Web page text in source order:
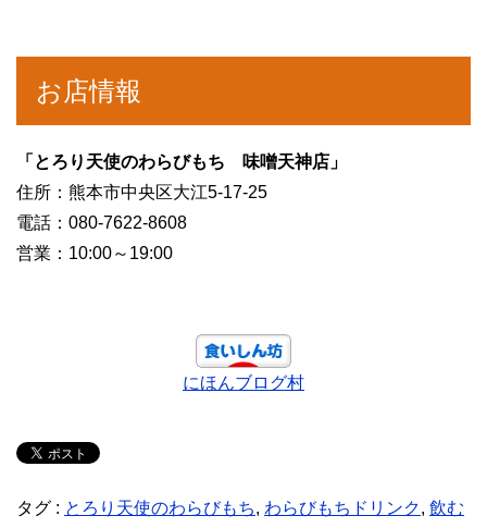
お店情報
「とろり天使のわらびもち 味噌天神店」
住所：熊本市中央区大江5-17-25
電話：080-7622-8608
営業：10:00～19:00
にほんブログ村
タグ : とろり天使のわらびもち, わらびもちドリンク, 飲む